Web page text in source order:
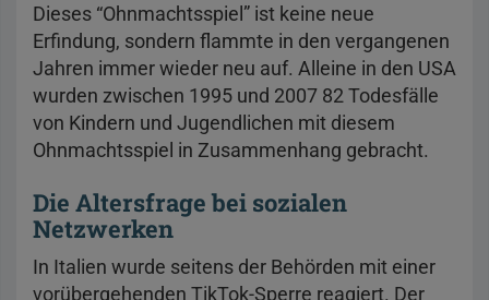
Dieses “Ohnmachtsspiel” ist keine neue
Erfindung, sondern flammte in den vergangenen
Jahren immer wieder neu auf. Alleine in den USA
wurden zwischen 1995 und 2007 82 Todesfälle
von Kindern und Jugendlichen mit diesem
Ohnmachtsspiel in Zusammenhang gebracht.
Die Altersfrage bei sozialen
Netzwerken
In Italien wurde seitens der Behörden mit einer
vorübergehenden TikTok-Sperre reagiert. Der